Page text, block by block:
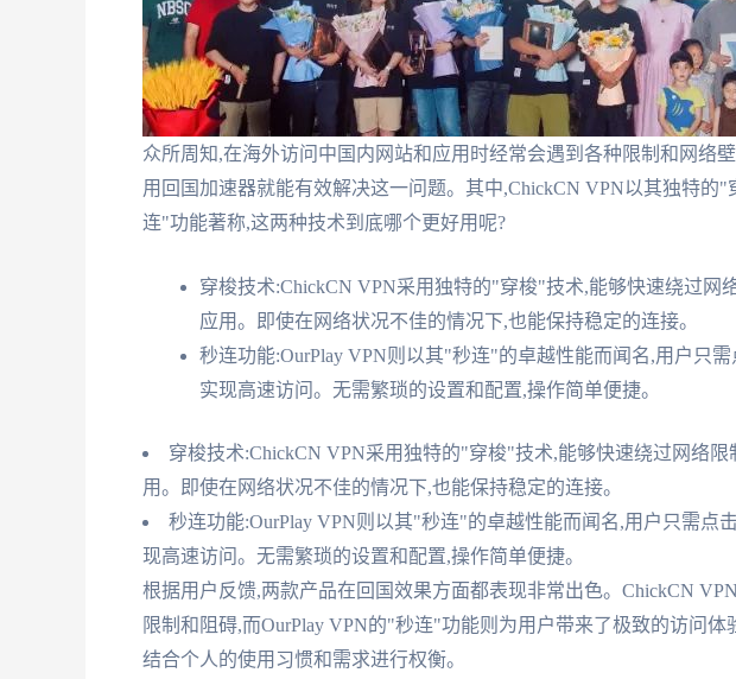
众所周知,在海外访问中国内网站和应用时经常会遇到各种限制和网络
用回国加速器就能有效解决这一问题。其中,ChickCN VPN以其独特的"
连"功能著称,这两种技术到底哪个更好用呢?
穿梭技术:ChickCN VPN采用独特的"穿梭"技术,能够快速绕过网
应用。即使在网络状况不佳的情况下,也能保持稳定的连接。
秒连功能:OurPlay VPN则以其"秒连"的卓越性能而闻名,用户只
实现高速访问。无需繁琐的设置和配置,操作简单便捷。
穿梭技术:ChickCN VPN采用独特的"穿梭"技术,能够快速绕过网络
用。即使在网络状况不佳的情况下,也能保持稳定的连接。
秒连功能:OurPlay VPN则以其"秒连"的卓越性能而闻名,用户只需点
现高速访问。无需繁琐的设置和配置,操作简单便捷。
根据用户反馈,两款产品在回国效果方面都表现非常出色。ChickCN
限制和阻碍,而OurPlay VPN的"秒连"功能则为用户带来了极致的访问
结合个人的使用习惯和需求进行权衡。